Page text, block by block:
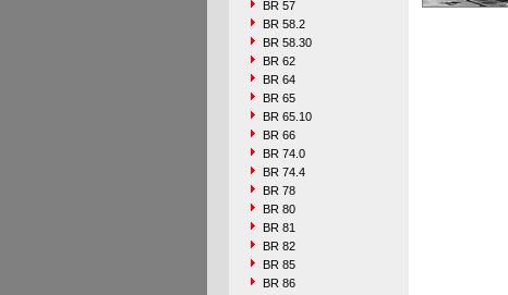
BR 57
BR 58.2
BR 58.30
BR 62
BR 64
BR 65
BR 65.10
BR 66
BR 74.0
BR 74.4
BR 78
BR 80
BR 81
BR 82
BR 85
BR 86